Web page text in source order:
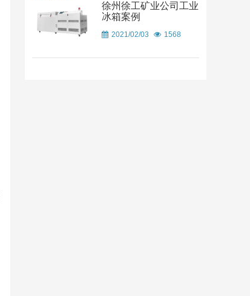
徐州徐工矿业公司工业
冰箱案例
2021/02/03 1568